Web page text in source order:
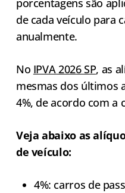
de cada veículo para
anualmente.
No IPVA 2026 SP, as
mesmas dos últimos
4%, de acordo com a
Veja abaixo as
de veículo:
4%: carros de